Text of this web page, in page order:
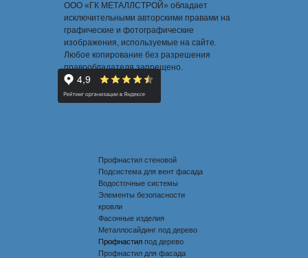
ООО «ГК МЕТАЛЛСТРОЙ» обладает
исключительными авторскими правами на
графические и фотографические
изображения, используемые на сайте.
Любое копирование без разрешения
правообладателя запрещено.
Профнастил стеновой
Подсистема для вент фасада
Водосточные системы
Элементы безопасности
кровли
Фасонные изделия
Металлосайдинг под дерево
Профнастил под дерево
Профнастил
Профнастил для фасада